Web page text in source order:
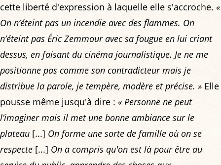
cette liberté d'expression à laquelle elle s'accroche. «
On n’éteint pas un incendie avec des flammes. On
n’éteint pas Éric Zemmour avec sa fougue en lui criant
dessus, en faisant du cinéma journalistique. Je ne me
positionne pas comme son contradicteur mais je
distribue la parole, je tempère, modère et précise. » Elle
pousse même jusqu'à dire : « Personne ne peut
l’imaginer mais il met une bonne ambiance sur le
plateau [...] On forme une sorte de famille où on se
respecte [...] On a compris qu'on est là pour être au